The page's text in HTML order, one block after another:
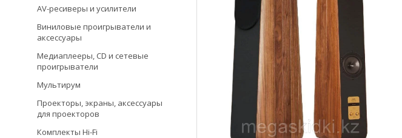
AV-ресиверы и усилители
Виниловые проигрыватели и
аксессуары
Медиаплееры, CD и сетевые
проигрыватели
Мультирум
Проекторы, экраны, аксессуары
для проекторов
Комплекты Hi-Fi